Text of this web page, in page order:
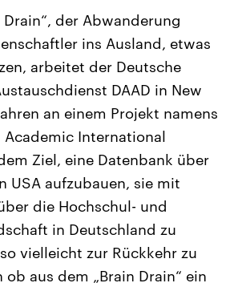
Anhalt
am 6.
neuen
das
Koalition aus
Berichte
anstehenden
USA
Aktuelle Beiträge,
Hintergründe
Wirtschaftlich und
gehören die Vereinigten
den mächtigsten Ländern
mit großem Einfluss auf
aktuelle Weltgeschehen.
Drain“, der Abwanderung
ins Ausland, etwas
arbeitet der Deutsche
DAAD in New
an einem Projekt namens
Academic International
Ziel, eine Datenbank über
USA aufzubauen, sie mit
die Hochschul- und
in Deutschland zu
vielleicht zur Rückkehr zu
aus dem „Brain Drain“ ein